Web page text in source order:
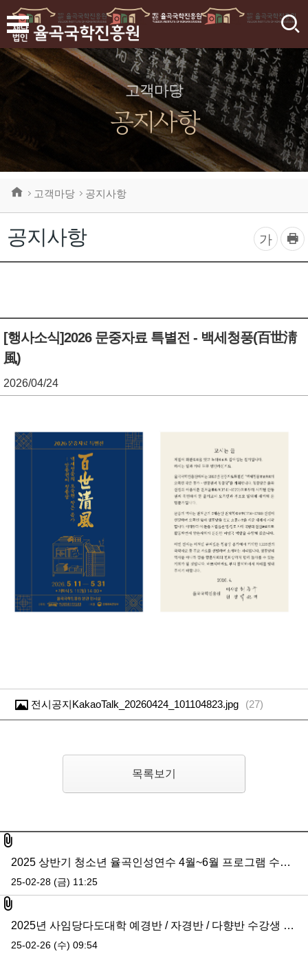
검
고객마당
공지사항
공지사항
고객마당 공지사항
글
자
조
가
프
린
트
[행사소식]2026 문중자료 특별전 - 백세청풍(百世淸
風)
2026/04/24
전시공지KakaoTalk_20260424_101104823.jpg (27)
목록보기
첨부파일
2025 상반기 청소년 율곡인성연수 4월~6월 프로그램 수강생 모집 (5월 접수 마감)
25-02-28 (금) 11:25
첨부파일
2025년 사임당다도대학 예경반 / 자경반 / 다향반 수강생 모집
25-02-26 (수) 09:54